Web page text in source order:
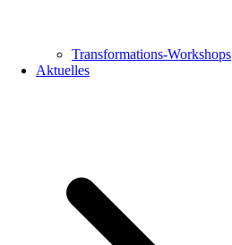
Transformations-Workshops
Aktuelles